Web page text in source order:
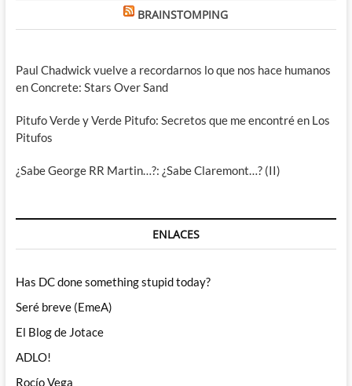
BRAINSTOMPING
Paul Chadwick vuelve a recordarnos lo que nos hace humanos
en Concrete: Stars Over Sand
Pitufo Verde y Verde Pitufo: Secretos que me encontré en Los
Pitufos
¿Sabe George RR Martin…?: ¿Sabe Claremont…? (II)
ENLACES
Has DC done something stupid today?
Seré breve (EmeA)
El Blog de Jotace
ADLO!
Rocío Vega